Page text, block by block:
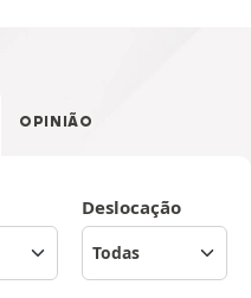
OPINIÃO
Deslocação